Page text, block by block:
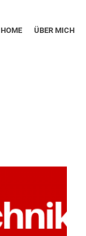
HOME ÜBER MICH